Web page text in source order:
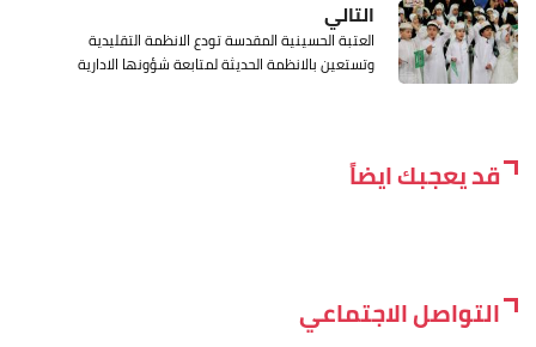
التالي
العتبة الحسينية المقدسة تودع الانظمة التقليدية
وتستعين بالانظمة الحديثة لمتابعة شؤونها الادارية
قد يعجبك ايضاً
التواصل الاجتماعي